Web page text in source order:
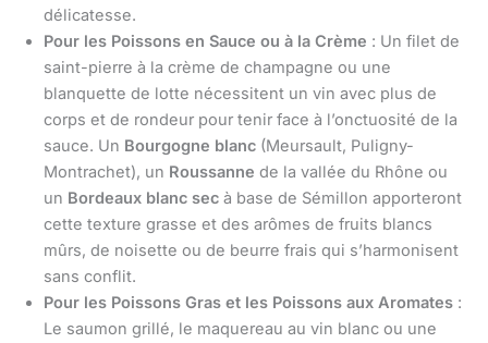
délicatesse.
Pour les Poissons en Sauce ou à la Crème : Un filet de
saint-pierre à la crème de champagne ou une
blanquette de lotte nécessitent un vin avec plus de
corps et de rondeur pour tenir face à l’onctuosité de la
sauce. Un Bourgogne blanc (Meursault, Puligny-
Montrachet), un Roussanne de la vallée du Rhône ou
un Bordeaux blanc sec à base de Sémillon apporteront
cette texture grasse et des arômes de fruits blancs
mûrs, de noisette ou de beurre frais qui s’harmonisent
sans conflit.
Pour les Poissons Gras et les Poissons aux Aromates :
Le saumon grillé, le maquereau au vin blanc ou une